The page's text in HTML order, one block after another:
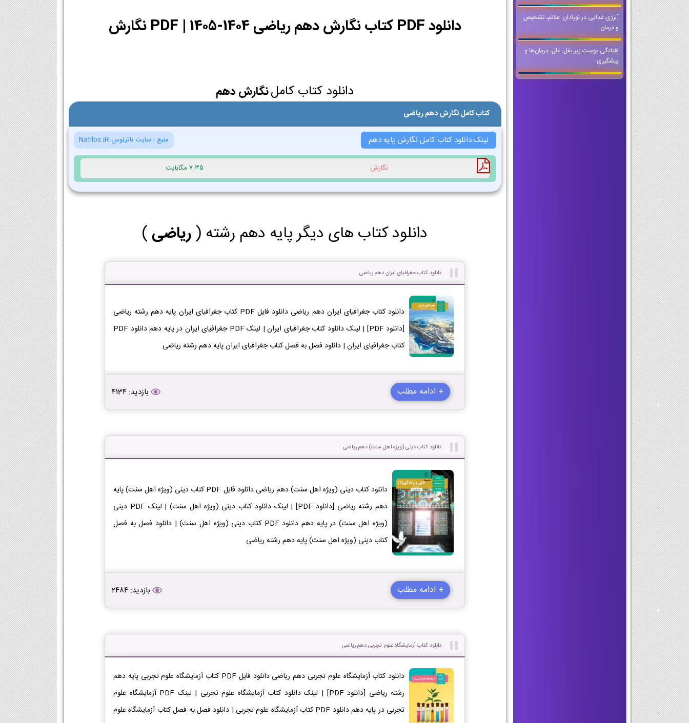
آلرژی غذایی در نوزادان: علائم، تشخیص
و درمان
افتادگی پوست زیر بغل: علل، درمان‌ها و
پیشگیری
دانلود PDF کتاب نگارش دهم ریاضی 1404-1405 | PDF نگارش
دانلود کتاب کاملنگارش دهم
کتاب کامل نگارش دهم ریاضی
لینک دانلود کتاب کامل نگارش پایه دهم منبع : سایت ناتیلوس Natilos.iR
نگارش 7.35 مگابایت
دانلود کتاب های دیگر پایه دهم رشته (ریاضی )
دانلود کتاب جغرافیای ایران دهم ریاضی
دانلود کتاب جغرافیای ایران دهم ریاضی دانلود فایل PDF کتاب جغرافیای ایران پایه دهم رشته ریاضی
[دانلود PDF] | لینک دانلود کتاب جغرافیای ایران | لینک PDF جغرافیای ایران در پایه دهم دانلود PDF
کتاب جغرافیای ایران | دانلود فصل به فصل کتاب جغرافیای ایران پایه دهم رشته ریاضی
+ ادامه مطلب بازدید: 4134
دانلود کتاب دینی (ویژه اهل سنت) دهم ریاضی
دانلود کتاب دینی (ویژه اهل سنت) دهم ریاضی دانلود فایل PDF کتاب دینی (ویژه اهل سنت) پایه
دهم رشته ریاضی [دانلود PDF] | لینک دانلود کتاب دینی (ویژه اهل سنت) | لینک PDF دینی
(ویژه اهل سنت) در پایه دهم دانلود PDF کتاب دینی (ویژه اهل سنت) | دانلود فصل به فصل
کتاب دینی (ویژه اهل سنت) پایه دهم رشته ریاضی
+ ادامه مطلب بازدید: 2484
دانلود کتاب آزمایشگاه علوم تجربی دهم ریاضی
دانلود کتاب آزمایشگاه علوم تجربی دهم ریاضی دانلود فایل PDF کتاب آزمایشگاه علوم تجربی پایه دهم
رشته ریاضی [دانلود PDF] | لینک دانلود کتاب آزمایشگاه علوم تجربی | لینک PDF آزمایشگاه علوم
تجربی در پایه دهم دانلود PDF کتاب آزمایشگاه علوم تجربی | دانلود فصل به فصل کتاب آزمایشگاه علوم